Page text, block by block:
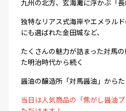
九州の北方、玄海灘に浮かぶ「長
独特なリアス式海岸やエメラル
にも選ばれた金田城など、
たくさんの魅力が詰まった対馬
た明治時代から続く
醤油の醸造所「対馬醤油」からた
当日は人気商品の「焦がし醤油